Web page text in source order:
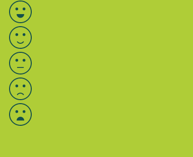
Bewertung auswählen